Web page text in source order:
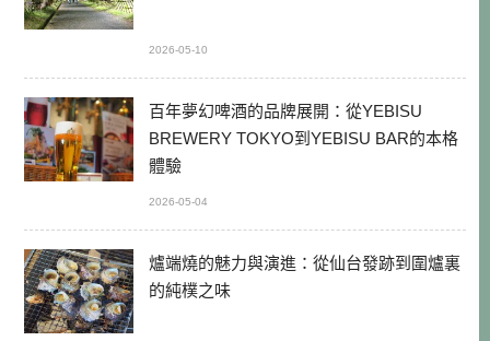
2026-05-10
百年夢幻啤酒的品牌展開：從YEBISU
BREWERY TOKYO到YEBISU BAR的本格
體驗
2026-05-04
爐端燒的魅力與演進：從仙台發跡到圍爐裏
的純樸之味